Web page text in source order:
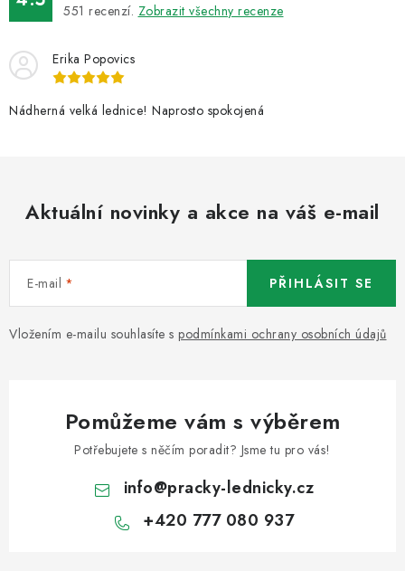
551 recenzí. Zobrazit všechny recenze
Erika Popovics
Nádherná velká lednice! Naprosto spokojená
Aktuální novinky a akce na váš e-mail
E-mail
Vložením e-mailu souhlasíte s podmínkami ochrany osobních údajů
PŘIHLÁSIT SE
Pomůžeme vám s výběrem
Potřebujete s něčím poradit? Jsme tu pro vás!
info@pracky-lednicky.cz
+420 777 080 937